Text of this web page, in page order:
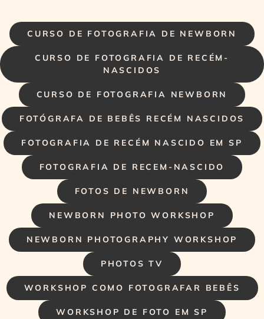
CURSO DE FOTOGRAFIA DE NEWBORN
CURSO DE FOTOGRAFIA DE RECÉM-
NASCIDOS
CURSO DE FOTOGRAFIA NEWBORN
FOTÓGRAFA DE BEBÊS RECÉM NASCIDOS
FOTOGRAFIA DE RECÉM NASCIDO EM SP
FOTOGRAFIA DE RECEM-NASCIDO
FOTOS DE NEWBORN
NEWBORN PHOTO WORKSHOP
NEWBORN PHOTOGRAPHY WORKSHOP
PHOTOS TV
WORKSHOP COMO FOTOGRAFAR BEBÊS
WORKSHOP DE FOTO EM SP